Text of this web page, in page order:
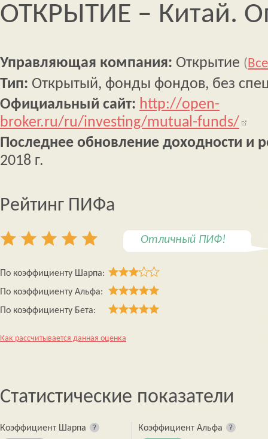
ОТКРЫТИЕ – Китай.
Управляющая компания: Открытие (
Тип: Открытый, фонды фондов, без
Официальный сайт: http://open-
broker.ru/ru/investing/mutual-funds/
Последнее обновление доходности и
2018 г.
Рейтинг ПИФа
Отличный ПИФ!
По коэффициенту Шарпа:
По коэффициенту Альфа:
По коэффициенту Бета:
Как рассчитывается данная оценка
Статистические показатели
Коэффициент Шарпа Коэффициент Альфа